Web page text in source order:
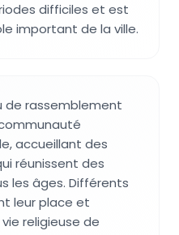
difficiles et est
important de la ville.
de rassemblement
accueillant des
réunissent des
les âges. Différents
leur place et
religieuse de